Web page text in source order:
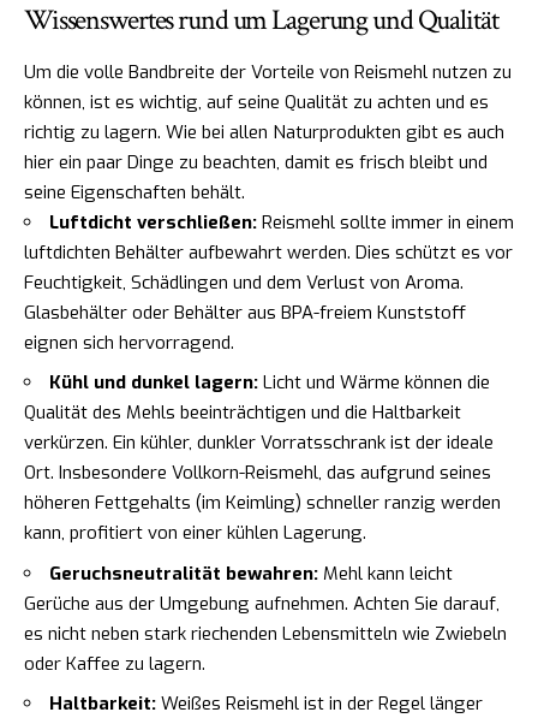
Wissenswertes rund um Lagerung und Qualität
Um die volle Bandbreite der Vorteile von Reismehl nutzen zu
können, ist es wichtig, auf seine Qualität zu achten und es
richtig zu lagern. Wie bei allen Naturprodukten gibt es auch
hier ein paar Dinge zu beachten, damit es frisch bleibt und
seine Eigenschaften behält.
Luftdicht verschließen: Reismehl sollte immer in einem
luftdichten Behälter aufbewahrt werden. Dies schützt es vor
Feuchtigkeit, Schädlingen und dem Verlust von Aroma.
Glasbehälter oder Behälter aus BPA-freiem Kunststoff
eignen sich hervorragend.
Kühl und dunkel lagern: Licht und Wärme können die
Qualität des Mehls beeinträchtigen und die Haltbarkeit
verkürzen. Ein kühler, dunkler Vorratsschrank ist der ideale
Ort. Insbesondere Vollkorn-Reismehl, das aufgrund seines
höheren Fettgehalts (im Keimling) schneller ranzig werden
kann, profitiert von einer kühlen Lagerung.
Geruchsneutralität bewahren: Mehl kann leicht
Gerüche aus der Umgebung aufnehmen. Achten Sie darauf,
es nicht neben stark riechenden Lebensmitteln wie Zwiebeln
oder Kaffee zu lagern.
Haltbarkeit: Weißes Reismehl ist in der Regel länger